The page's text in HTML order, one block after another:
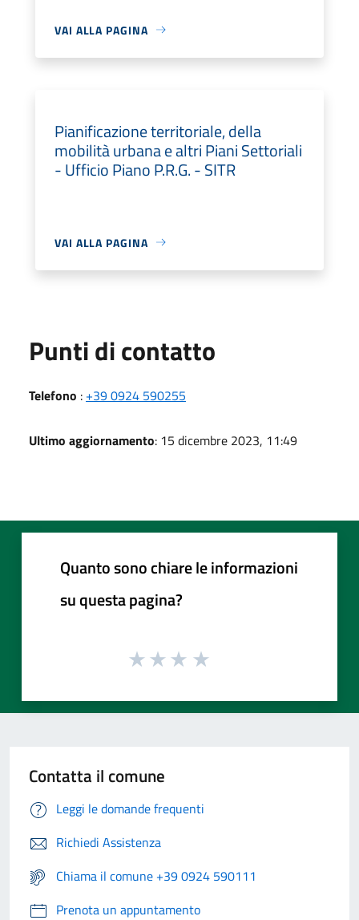
VAI ALLA PAGINA
Pianificazione territoriale, della
mobilità urbana e altri Piani Settoriali
- Ufficio Piano P.R.G. - SITR
VAI ALLA PAGINA
Punti di contatto
Telefono : +39 0924 590255
Ultimo aggiornamento: 15 dicembre 2023, 11:49
Quanto sono chiare le informazioni
su questa pagina?
Contatta il comune
Leggi le domande frequenti
Richiedi Assistenza
Chiama il comune +39 0924 590111
Prenota un appuntamento